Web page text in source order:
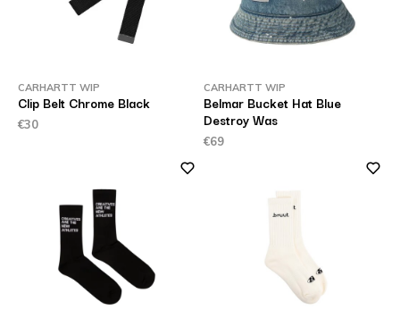
CARHARTT WIP
Clip Belt Chrome Black
€30
CARHARTT WIP
Belmar Bucket Hat Blue
Destroy Was
€69